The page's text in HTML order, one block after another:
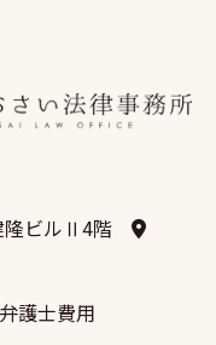
隆ビルⅡ4階
弁護士費用